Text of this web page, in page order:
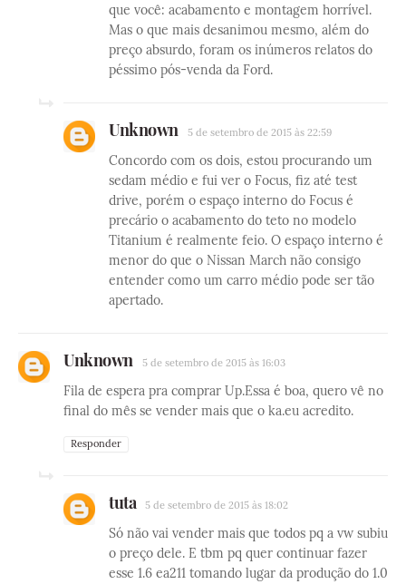
que você: acabamento e montagem horrível.
Mas o que mais desanimou mesmo, além do
preço absurdo, foram os inúmeros relatos do
péssimo pós-venda da Ford.
Unknown 5 de setembro de 2015 às 22:59
Concordo com os dois, estou procurando um
sedam médio e fui ver o Focus, fiz até test
drive, porém o espaço interno do Focus é
precário o acabamento do teto no modelo
Titanium é realmente feio. O espaço interno é
menor do que o Nissan March não consigo
entender como um carro médio pode ser tão
apertado.
Unknown 5 de setembro de 2015 às 16:03
Fila de espera pra comprar Up.Essa é boa, quero vê no
final do mês se vender mais que o ka.eu acredito.
Responder
tuta 5 de setembro de 2015 às 18:02
Só não vai vender mais que todos pq a vw subiu
o preço dele. E tbm pq quer continuar fazer
esse 1.6 ea211 tomando lugar da produção do 1.0